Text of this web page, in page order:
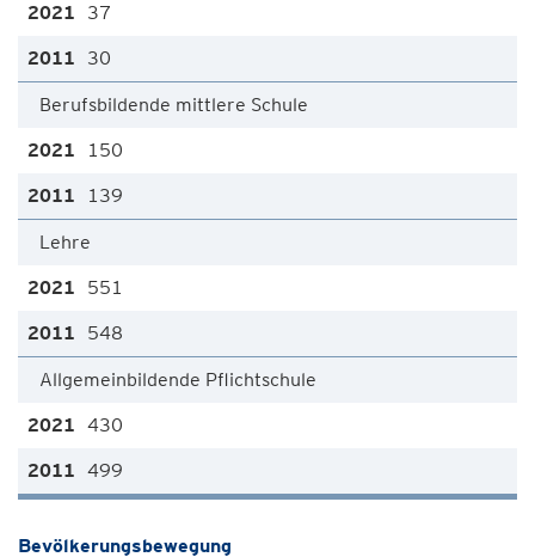
37
30
Berufsbildende mittlere Schule
150
139
Lehre
551
548
Allgemeinbildende Pflichtschule
430
499
Bevölkerungsbewegung